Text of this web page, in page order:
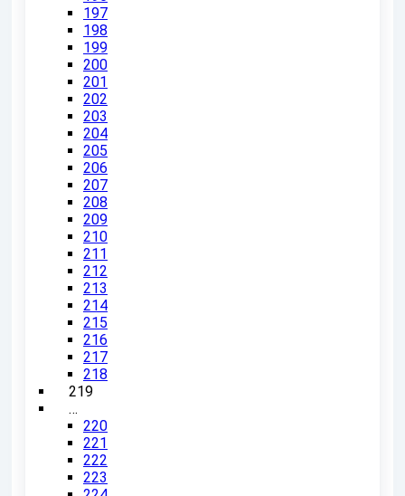
197
198
199
200
201
202
203
204
205
206
207
208
209
210
211
212
213
214
215
216
217
218
219
…
220
221
222
223